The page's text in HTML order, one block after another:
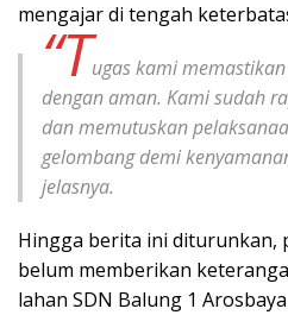
mengajar di tengah
“Tugas kami
dengan aman. Kami sudah
dan memutuskan
gelombang demi
jelasnya.
Hingga berita ini diturunkan,
belum memberikan
lahan SDN Balung 1